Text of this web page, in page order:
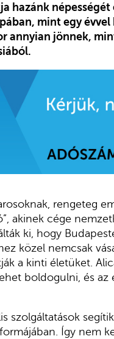
hazánk
mint egy
annyian jönnek,
rengeteg
akinek cége
ki, hogy
közel nemcsak
a kinti életüket.
boldogulni, és
szolgáltatások
Így nem